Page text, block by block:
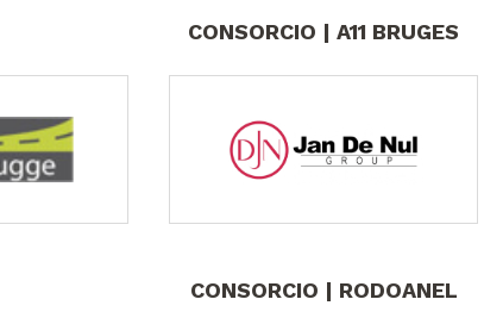
CONSORCIO | A11 BRUGES
CONSORCIO | RODOANEL